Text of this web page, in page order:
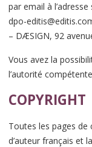
par email à
dpo-
– DÆSIGN, 92
Vous avez la
l’autorité
COPYRIGHT
Toutes les pages
d’auteur français et